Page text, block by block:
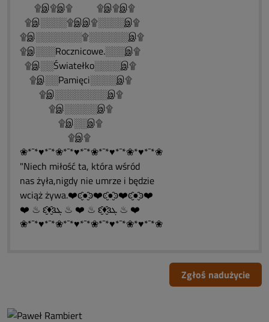
۩இ۩இ۩ ۩இ۩இ۩
۩இ░░░░۩இஇ۩░░░░இ۩
۩இ░░░░░░░۩░░░░░░இ۩
۩இ░░░Rocznicowe.░░░இ۩
۩இ░░Światełko░░░░இ۩
۩இ░░Pamięci░░░░இ۩
۩இ░░░░░░░░இ۩
۩இ░░░░░இ۩
۩இ░░இ۩
۩இ۩
❀*¯*♥*¯*❀*¯*♥*¯*❀*¯*♥*¯*❀*♥*¯*❀
"Niech miłość ta, która wśród
nas żyła,nigdy nie umrze i będzie
wciąż żywa.❤️ͼ̮̑●̮̑ͽ❤️ͼ̮̑●̮̑ͽ❤️ͼ̮̑●̮̑ͽ❤️
❤️ ♨ ԑ̮̑♦̮̑ɜܓ ♨ ❤️ ♨ ԑ̮̑♦̮̑ɜܓ ♨ ❤️
❀*¯*♥*¯*❀*¯*♥*¯*❀*¯*♥*¯*❀*♥*¯*❀
Zgłoś nadużycie